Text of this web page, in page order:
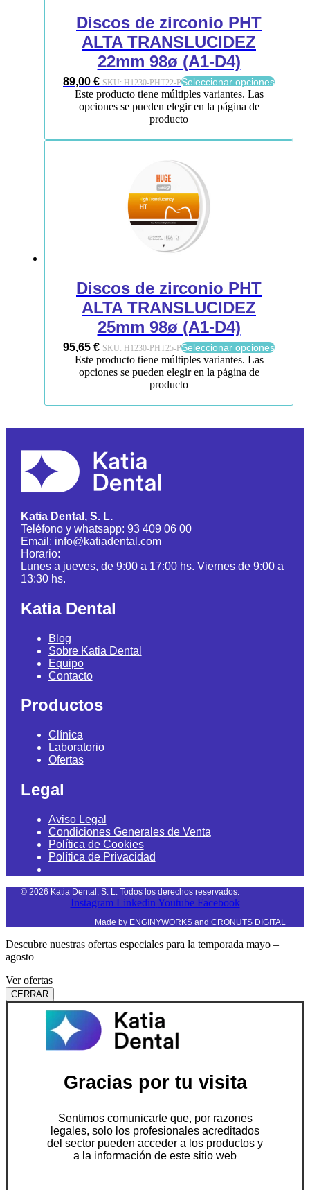
Discos de zirconio PHT
ALTA TRANSLUCIDEZ
22mm 98ø (A1-D4)
89,00 € SKU: H1230-PHT22-PSeleccionar opciones
Este producto tiene múltiples variantes. Las
opciones se pueden elegir en la página de
producto
Discos de zirconio PHT
ALTA TRANSLUCIDEZ
25mm 98ø (A1-D4)
95,65 € SKU: H1230-PHT25-PSeleccionar opciones
Este producto tiene múltiples variantes. Las
opciones se pueden elegir en la página de
producto
Katia Dental, S. L.
Teléfono y whatsapp: 93 409 06 00
Email: info@katiadental.com
Horario:
Lunes a jueves, de 9:00 a 17:00 hs. Viernes de 9:00 a
13:30 hs.
Katia Dental
Blog
Sobre Katia Dental
Equipo
Contacto
Productos
Clínica
Laboratorio
Ofertas
Legal
Aviso Legal
Condiciones Generales de Venta
Política de Cookies
Política de Privacidad
© 2026 Katia Dental, S. L. Todos los derechos reservados.
Instagram Linkedin Youtube Facebook
Made by ENGINYWORKS and CRONUTS DIGITAL
Descubre nuestras ofertas especiales para la temporada mayo –
agosto
Ver ofertas
CERRAR
Gracias por tu visita
Sentimos comunicarte que, por razones
legales, solo los profesionales acreditados
del sector pueden acceder a los productos y
a la información de este sitio web